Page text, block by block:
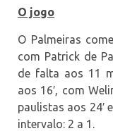
O jogo
O Palmeiras
com Patrick de
de falta aos 11
aos 16′, com
paulistas aos 24′
intervalo: 2 a 1.